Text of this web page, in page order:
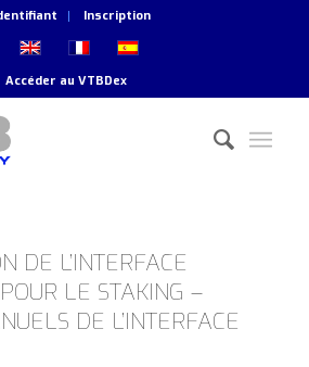
Inscription
Accéder au VTBDex
DE L’INTERFACE
LE STAKING –
DE L’INTERFACE